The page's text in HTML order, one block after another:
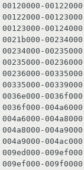
00120000-
00122000-
00123000-
0021b000-
00234000-
00235000-
00236000-
00335000-
0036e000-
0036f000-
004a6000-
004a8000-
004a9000-
009ed000-
009ef000-